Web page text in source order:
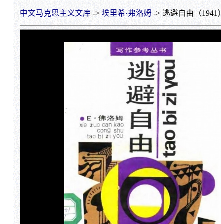
中文马克思主义文库-> 埃里希·弗洛姆-> 逃避自由